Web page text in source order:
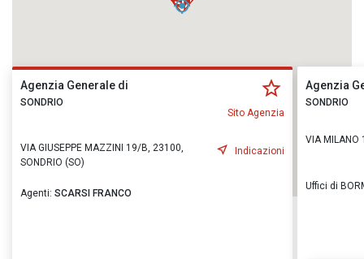
Agenzia Generale di
SONDRIO
Sito Agenzia
VIA GIUSEPPE MAZZINI 19/B, 23100,
SONDRIO (SO)
Indicazioni
Agenti: SCARSI FRANCO
Agenzia
SONDRIO
VIA MILANO
Uffici di